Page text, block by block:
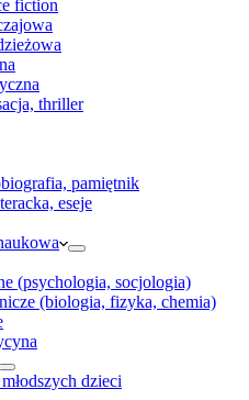
fiction
thriller
pamiętnik
eseje
(psychologia, socjologia)
(biologia, fizyka, chemia)
dzieci